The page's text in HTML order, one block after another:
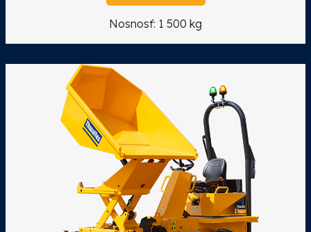
Nosnosť: 1 500 kg